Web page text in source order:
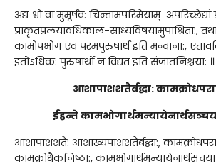
अद्य श्वो वा मुमूर्षव: चिन्तामपरिमेयाम् अपरिच्छेद्यां
प्राकृतप्रलयावधिकाल-साध्यविषयामुपाश्रिता:,
कामोपभोग एव परमपुरुषार्थ इति मन्वाना:,
इतोऽधिक: पुरुषार्थो न विद्यत इति संजातनिश्चया: ॥
आशापाशशतैर्बद्धा:
ईहन्ते
आशापाशशतै: आशाख्यपाशशतैर्बद्धा:,
कामक्रोधैकनिष्ठा:,